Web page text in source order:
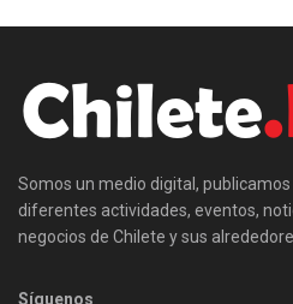
Somos un medio digital,
diferentes actividades, eventos,
negocios de Chilete y sus
Síguenos